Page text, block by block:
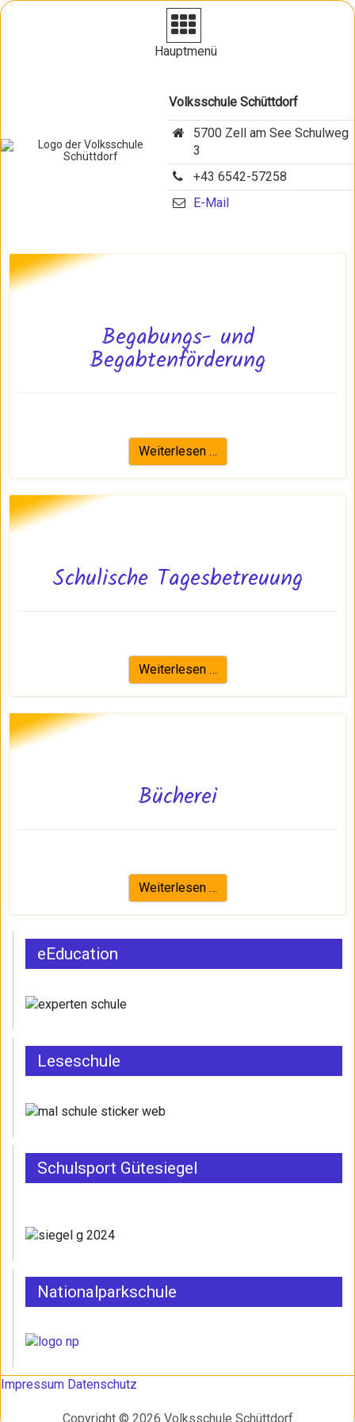
Navigation
aufklappen
Hauptmenü
Volksschule Schüttdorf
5700 Zell am See Schulweg
3
+43 6542-57258
E-Mail
Begabungs- und
Begabtenförderung
Weiterlesen …
Schulische Tagesbetreuung
Weiterlesen …
Bücherei
Weiterlesen …
eEducation
Leseschule
Schulsport Gütesiegel
Nationalparkschule
Impressum Datenschutz
Copyright © 2026 Volksschule Schüttdorf